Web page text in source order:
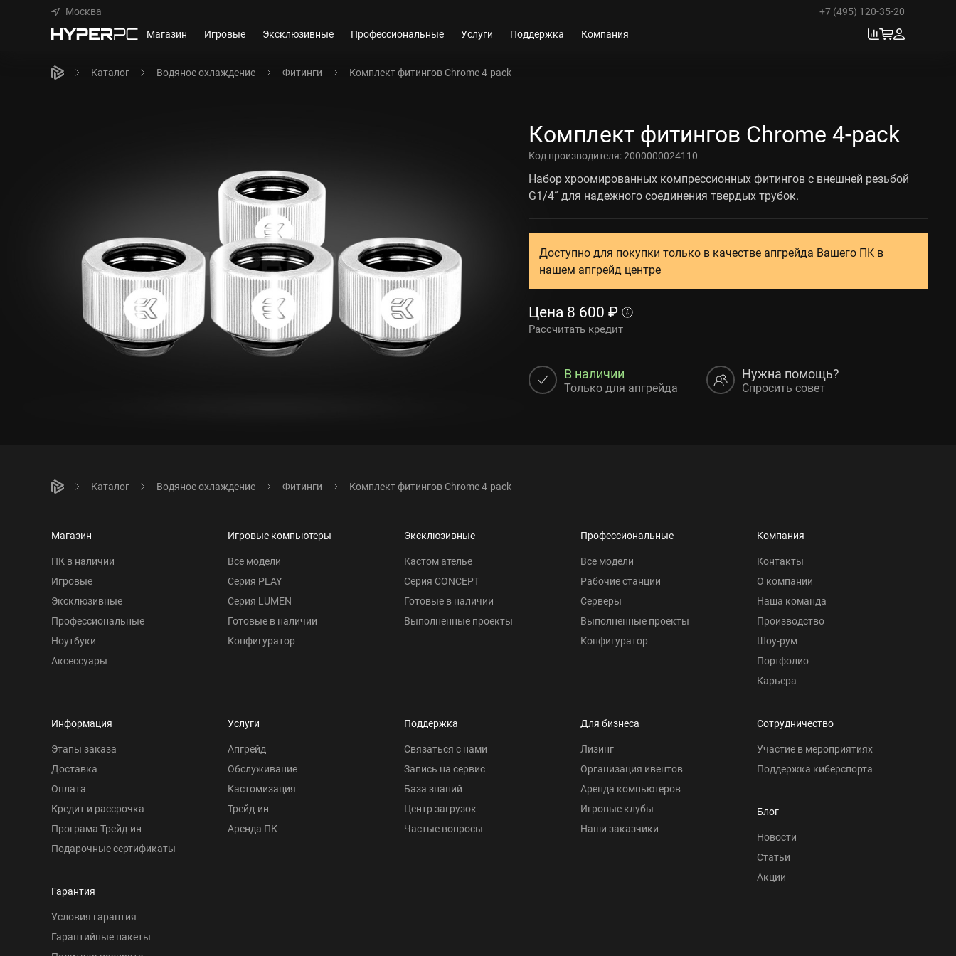
Москва
+7 (495) 120-35-20
Магазин
Игровые Эксклюзивные Профессиональные Услуги Поддержка Компания
Каталог Водяное охлаждение Фитинги Комплект фитингов Chrome 4-pack
Комплект фитингов Chrome 4-pack
Код производителя:2000000024110
Набор хроомированных компрессионных фитингов с внешней резьбой
G1/4˝ для надежного соединения твердых трубок.
Доступно для покупки только в качестве апгрейда Вашего ПК в
нашем апгрейд центре
Цена 8 600 ₽
Рассчитать кредит
В наличии
Только для апгрейда
Нужна помощь?
Спросить совет
Каталог Водяное охлаждение Фитинги Комплект фитингов Chrome 4-pack
Магазин
ПК в наличии
Игровые
Эксклюзивные
Профессиональные
Ноутбуки
Аксессуары
Игровые компьютеры
Все модели
Серия PLAY
Серия LUMEN
Готовые в наличии
Конфигуратор
Эксклюзивные
Кастом ателье
Серия CONCEPT
Готовые в наличии
Выполненные проекты
Профессиональные
Все модели
Рабочие станции
Серверы
Выполненные проекты
Конфигуратор
Компания
Контакты
О компании
Наша команда
Производство
Шоу-рум
Портфолио
Карьера
Информация
Этапы заказа
Доставка
Оплата
Кредит и рассрочка
Програма Трейд-ин
Подарочные сертификаты
Гарантия
Условия гарантия
Гарантийные пакеты
Услуги
Апгрейд
Обслуживание
Кастомизация
Трейд-ин
Аренда ПК
Поддержка
Связаться с нами
Запись на сервис
База знаний
Центр загрузок
Частые вопросы
Для бизнеса
Лизинг
Организация ивентов
Аренда компьютеров
Игровые клубы
Наши заказчики
Сотрудничество
Участие в мероприятиях
Поддержка киберспорта
Блог
Новости
Статьи
Акции